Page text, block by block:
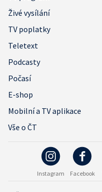
Živé vysílání
TV poplatky
Teletext
Podcasty
Počasí
E-shop
Mobilní a TV aplikace
Vše o ČT
Instagram Facebook